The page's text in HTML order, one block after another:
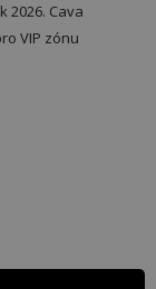
2026. Cava
VIP zónu